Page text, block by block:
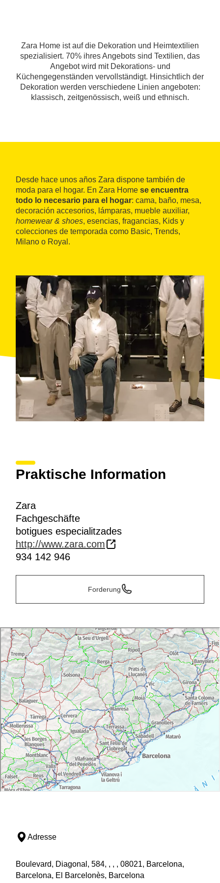
Zara Home ist auf die Dekoration und Heimtextilien
spezialisiert. 70% ihres Angebots sind Textilien, das
Angebot wird mit Dekorations- und
Küchengegenständen vervollständigt. Hinsichtlich der
Dekoration werden verschiedene Linien angeboten:
klassisch, zeitgenössisch, weiß und ethnisch.
Desde hace unos años Zara dispone también de
moda para el hogar. En Zara Home se encuentra
todo lo necesario para el hogar: cama, baño, mesa,
decoración accesorios, lámparas, mueble auxiliar,
homewear & shoes, esencias, fragancias, Kids y
colecciones de temporada como Basic, Trends,
Milano o Royal.
Praktische Information
Zara
Fachgeschäfte
botigues especialitzades
http://www.zara.com
934 142 946
Forderung
Adresse
Boulevard, Diagonal, 584, , , , 08021, Barcelona,
Barcelona, El Barcelonès, Barcelona